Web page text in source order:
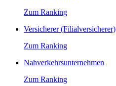
Zum Ranking
Versicherer (Filialversicherer)
Zum Ranking
Nahverkehrsunternehmen
Zum Ranking